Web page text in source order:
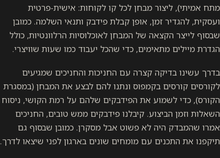
מתח אמיתי), ליצור מבחן לכל קו לקוחות: אישית-פרטית
ועסקית, להגדיר זמן, אופן קבלת פידבק ותנאי השלמה. כמובן
שבסוף לייצר הקצאה של המבחן לאוכלוסיות הרלוונטיות, כולל
הגדרת מיילים מתאימים, כדי שהכל יעבוד כמו שעות שוויצרי.
בדרך עשינו בדיקה קצרה עם החניכות והחניכים שמגיעים
לקורסים קורסים בקמפוס ונתנו להם לבצע את המבחן (במסגרת
הקורס), כדי לשמוע את הפידבקים שלהם על רמת הקושי, ניסוח
השאלות וזמן הביצוע. קיבלנו פידבקים ממש טובים, החניכים
אמרו שהמבדק היה לא פשוט אבל מסקרן. כמובן שבסוף גם
תיקפנו את התכנים עם מומחים שונים בארגון לפני שיצאו לדרך.